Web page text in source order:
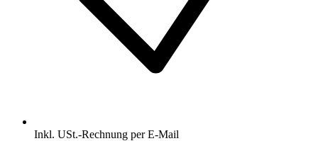
Inkl. USt.-Rechnung per E-Mail